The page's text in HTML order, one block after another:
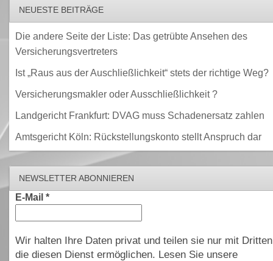
NEUESTE BEITRÄGE
Die andere Seite der Liste: Das getrübte Ansehen des
Versicherungsvertreters
Ist „Raus aus der Auschließlichkeit“ stets der richtige Weg?
Versicherungsmakler oder Ausschließlichkeit ?
Landgericht Frankfurt: DVAG muss Schadenersatz zahlen
Amtsgericht Köln: Rückstellungskonto stellt Anspruch dar
NEWSLETTER ABONNIEREN
E-Mail *
Wir halten Ihre Daten privat und teilen sie nur mit
die diesen Dienst ermöglichen. Lesen Sie unsere